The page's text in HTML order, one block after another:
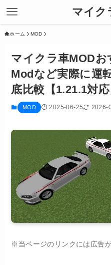
マイク
ホーム MOD
マイクラ車MODお
Modなど実際に運
底比較【1.21.1対応
MOD 2025-06-25 2026-
※当ページのリンクには広告